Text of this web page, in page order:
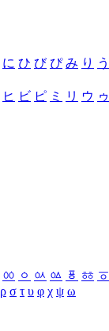
に ひ び ぴ み り う
ヒ ビ ピ ミ リ ウ ゥ
ㆀ ㆁ ㆂ ㆃ ㆄ ㆅ ㆆ
ρ σ τ υ φ χ ψ ω